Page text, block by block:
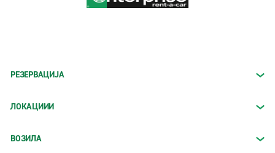
РЕЗЕРВАЦИЈА
ЛОКАЦИИИ
ВОЗИЛА